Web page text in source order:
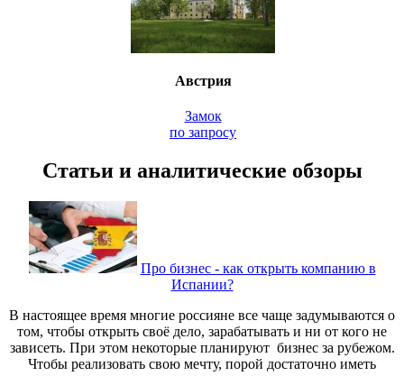
Австрия
Замок
по запросу
Статьи и аналитические обзоры
Про бизнес - как открыть компанию в
Испании?
В настоящее время многие россияне все чаще задумываются о
том, чтобы открыть своё дело, зарабатывать и ни от кого не
зависеть. При этом некоторые планируют бизнес за рубежом.
Чтобы реализовать свою мечту, порой достаточно иметь